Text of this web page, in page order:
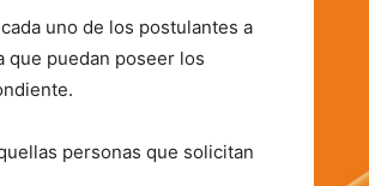
uno de los postulantes a
que puedan poseer los
personas que solicitan